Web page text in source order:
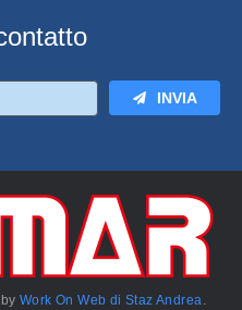
INVIA
byWork On Web di Staz Andrea.